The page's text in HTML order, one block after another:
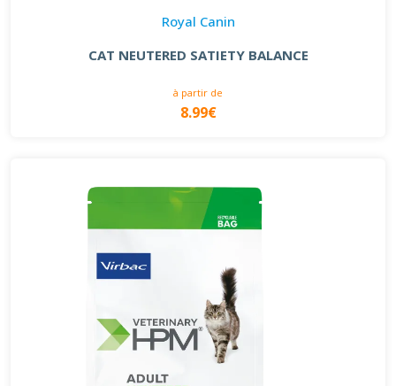
Royal Canin
CAT NEUTERED SATIETY BALANCE
à partir de
8.99€